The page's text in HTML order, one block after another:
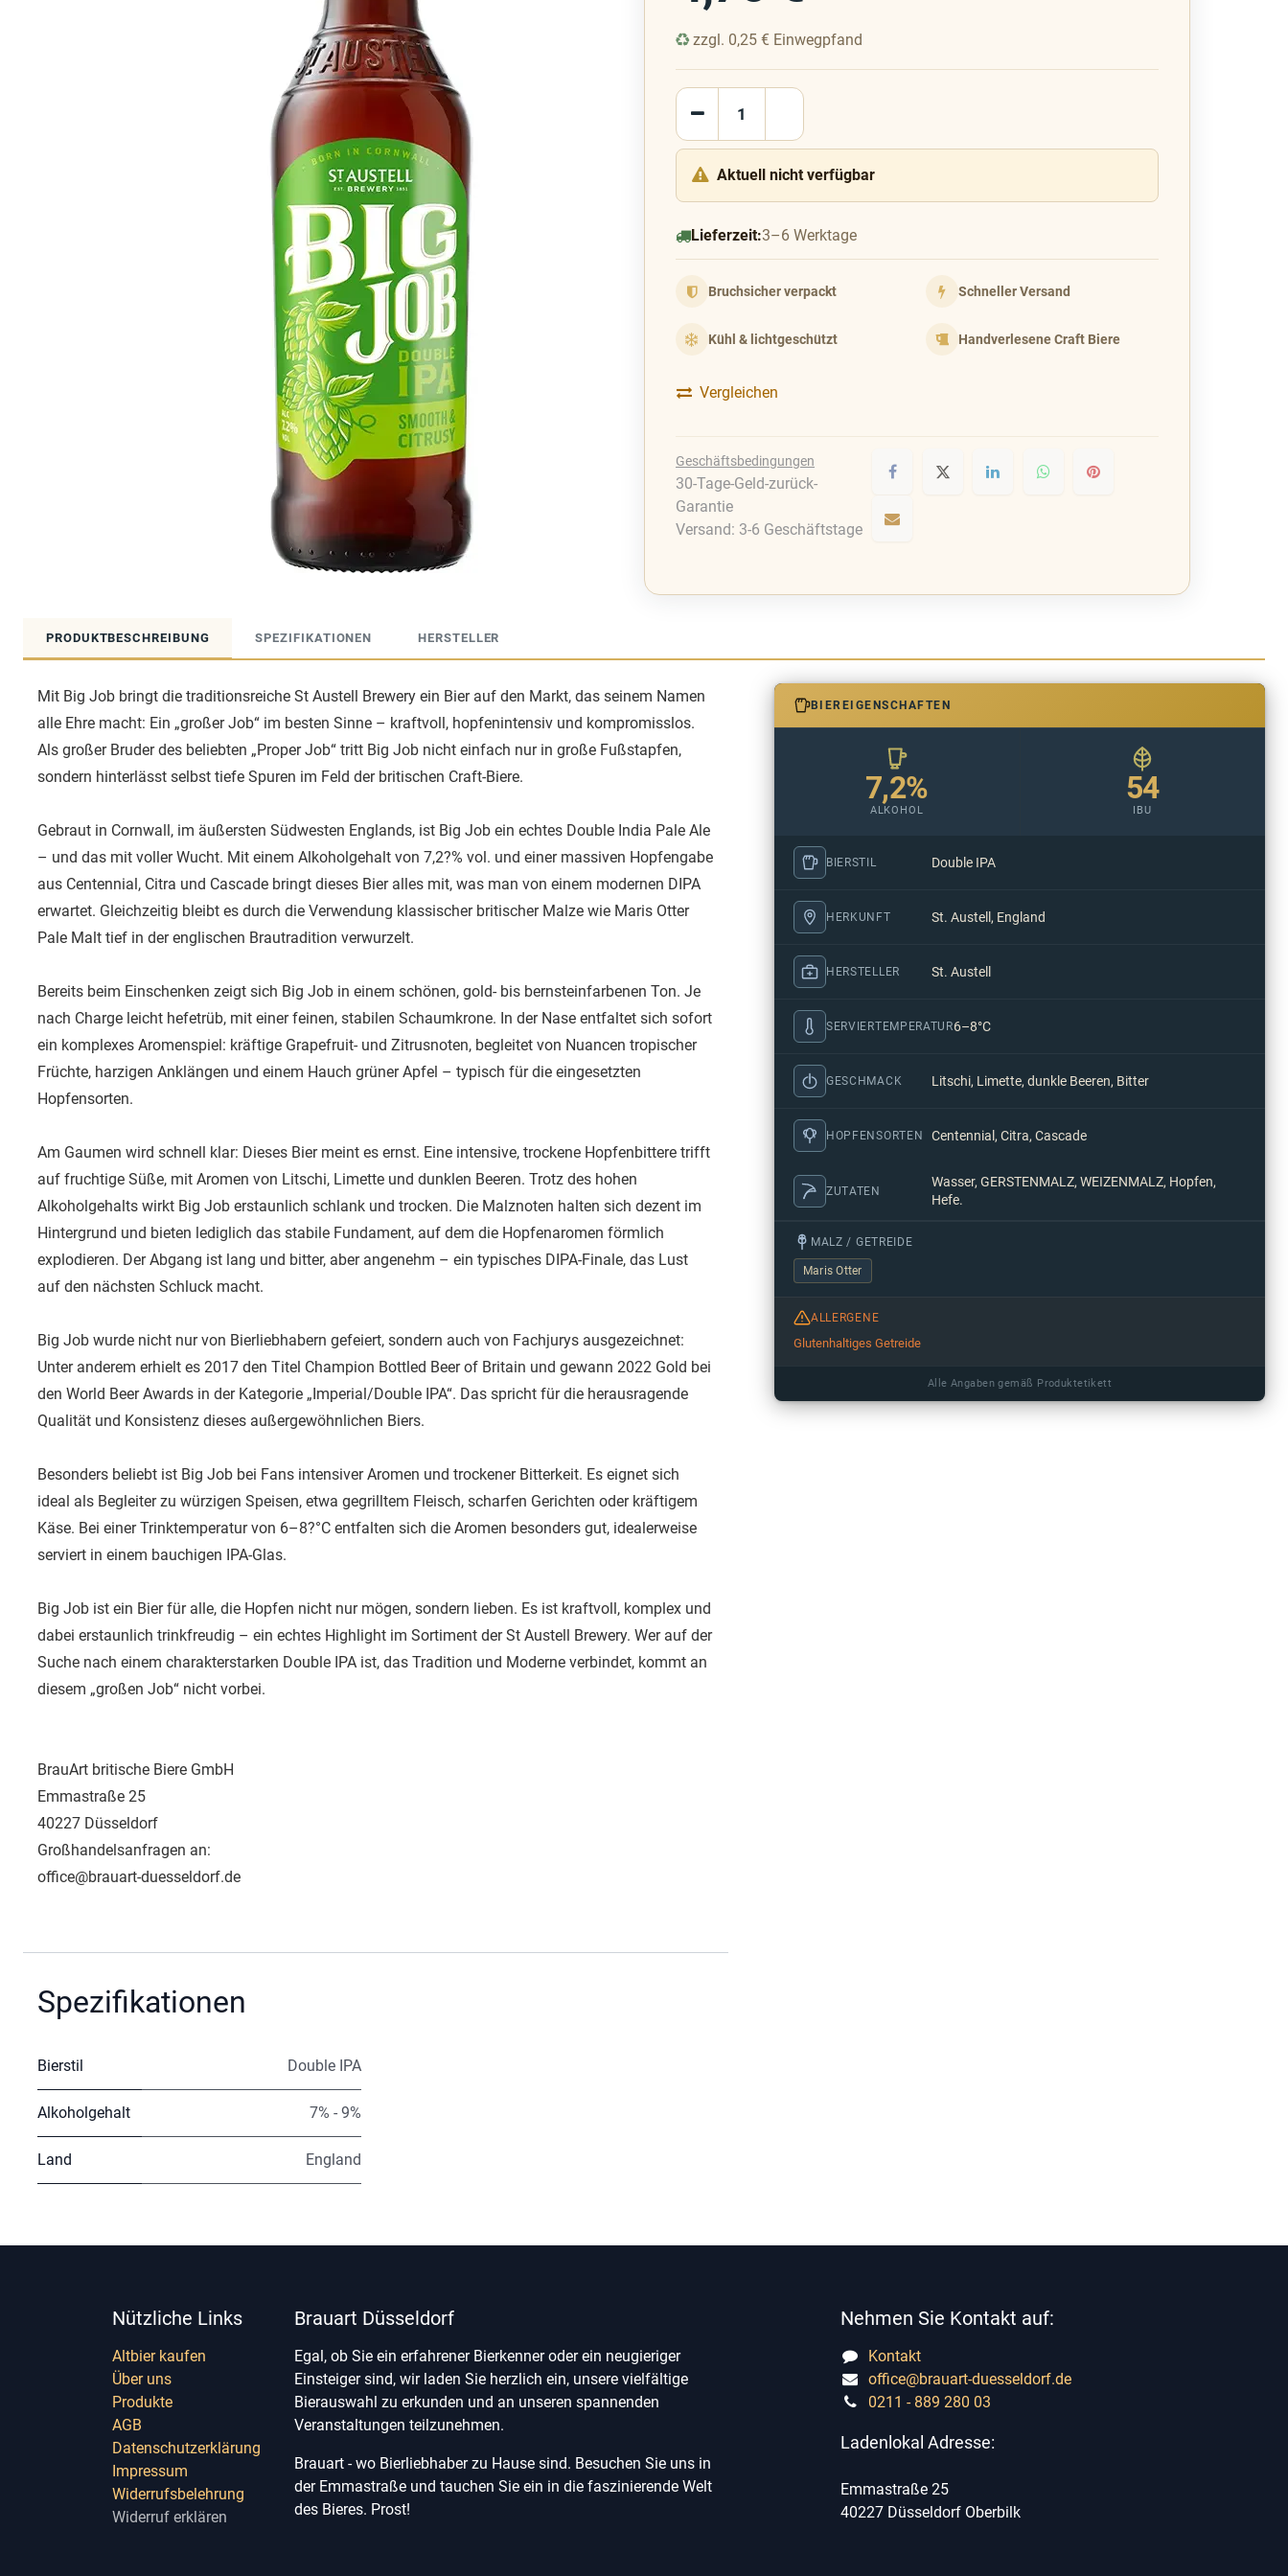
zzgl. 0,25 € Einwegpfand
Aktuell nicht verfügbar
Lieferzeit:3–6 Werktage
Bruchsicher verpackt Schneller Versand
Kühl & lichtgeschützt Handverlesene Craft Biere
Vergleichen
Geschäftsbedingungen
30-Tage-Geld-zurück-
Garantie
Versand: 3-6 Geschäftstage
PRODUKTBESCHREIBUNG SPEZIFIKATIONEN HERSTELLER
Mit Big Job bringt die traditionsreiche St Austell Brewery ein Bier auf den Markt, das seinem Namen
alle Ehre macht: Ein „großer Job“ im besten Sinne – kraftvoll, hopfenintensiv und kompromisslos.
Als großer Bruder des beliebten „Proper Job“ tritt Big Job nicht einfach nur in große Fußstapfen,
sondern hinterlässt selbst tiefe Spuren im Feld der britischen Craft-Biere.
Gebraut in Cornwall, im äußersten Südwesten Englands, ist Big Job ein echtes Double India Pale Ale
– und das mit voller Wucht. Mit einem Alkoholgehalt von 7,2?% vol. und einer massiven Hopfengabe
aus Centennial, Citra und Cascade bringt dieses Bier alles mit, was man von einem modernen DIPA
erwartet. Gleichzeitig bleibt es durch die Verwendung klassischer britischer Malze wie Maris Otter
Pale Malt tief in der englischen Brautradition verwurzelt.
Bereits beim Einschenken zeigt sich Big Job in einem schönen, gold- bis bernsteinfarbenen Ton. Je
nach Charge leicht hefetrüb, mit einer feinen, stabilen Schaumkrone. In der Nase entfaltet sich sofort
ein komplexes Aromenspiel: kräftige Grapefruit- und Zitrusnoten, begleitet von Nuancen tropischer
Früchte, harzigen Anklängen und einem Hauch grüner Apfel – typisch für die eingesetzten
Hopfensorten.
Am Gaumen wird schnell klar: Dieses Bier meint es ernst. Eine intensive, trockene Hopfenbittere trifft
auf fruchtige Süße, mit Aromen von Litschi, Limette und dunklen Beeren. Trotz des hohen
Alkoholgehalts wirkt Big Job erstaunlich schlank und trocken. Die Malznoten halten sich dezent im
Hintergrund und bieten lediglich das stabile Fundament, auf dem die Hopfenaromen förmlich
explodieren. Der Abgang ist lang und bitter, aber angenehm – ein typisches DIPA-Finale, das Lust
auf den nächsten Schluck macht.
Big Job wurde nicht nur von Bierliebhabern gefeiert, sondern auch von Fachjurys ausgezeichnet:
Unter anderem erhielt es 2017 den Titel Champion Bottled Beer of Britain und gewann 2022 Gold bei
den World Beer Awards in der Kategorie „Imperial/Double IPA“. Das spricht für die herausragende
Qualität und Konsistenz dieses außergewöhnlichen Biers.
Besonders beliebt ist Big Job bei Fans intensiver Aromen und trockener Bitterkeit. Es eignet sich
ideal als Begleiter zu würzigen Speisen, etwa gegrilltem Fleisch, scharfen Gerichten oder kräftigem
Käse. Bei einer Trinktemperatur von 6–8?°C entfalten sich die Aromen besonders gut, idealerweise
serviert in einem bauchigen IPA-Glas.
Big Job ist ein Bier für alle, die Hopfen nicht nur mögen, sondern lieben. Es ist kraftvoll, komplex und
dabei erstaunlich trinkfreudig – ein echtes Highlight im Sortiment der St Austell Brewery. Wer auf der
Suche nach einem charakterstarken Double IPA ist, das Tradition und Moderne verbindet, kommt an
diesem „großen Job“ nicht vorbei.
BrauArt britische Biere GmbH
Emmastraße 25
40227 Düsseldorf
Großhandelsanfragen an:
office@brauart-duesseldorf.de
Spezifikationen
Bierstil Double IPA
Alkoholgehalt 7% - 9%
Land England
BIEREIGENSCHAFTEN
7,2%
ALKOHOL
54
IBU
BIERSTIL Double IPA
HERKUNFT St. Austell, England
HERSTELLER St. Austell
SERVIERTEMPERATUR6–8°C
GESCHMACK Litschi, Limette, dunkle Beeren, Bitter
HOPFENSORTEN Centennial, Citra, Cascade
ZUTATEN
Wasser, GERSTENMALZ, WEIZENMALZ, Hopfen,
Hefe.
MALZ / GETREIDE
Maris Otter
ALLERGENE
Glutenhaltiges Getreide
Alle Angaben gemäß Produktetikett
Nützliche Links
Altbier kaufen
Über uns
Produkte
AGB
Datenschutzerklärung
Impressum
Widerrufsbelehrung
Widerruf erklären
Brauart Düsseldorf
Egal, ob Sie ein erfahrener Bierkenner oder ein neugieriger
Einsteiger sind, wir laden Sie herzlich ein, unsere vielfältige
Bierauswahl zu erkunden und an unseren spannenden
Veranstaltungen teilzunehmen.
Brauart - wo Bierliebhaber zu Hause sind. Besuchen Sie uns in
der Emmastraße und tauchen Sie ein in die faszinierende Welt
des Bieres. Prost!
Nehmen Sie Kontakt auf:
Kontakt
office@brauart-duesseldorf.de
0211 - 889 280 03
Ladenlokal Adresse:
Emmastraße 25
40227 Düsseldorf Oberbilk